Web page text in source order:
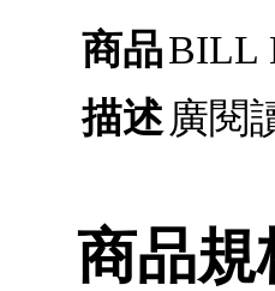
商品
描述
BILL
廣閱
商品規